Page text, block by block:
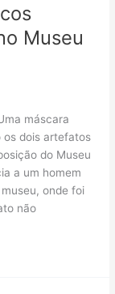
Museu
máscara
os dois artefatos
do Museu
a um homem
onde foi
não